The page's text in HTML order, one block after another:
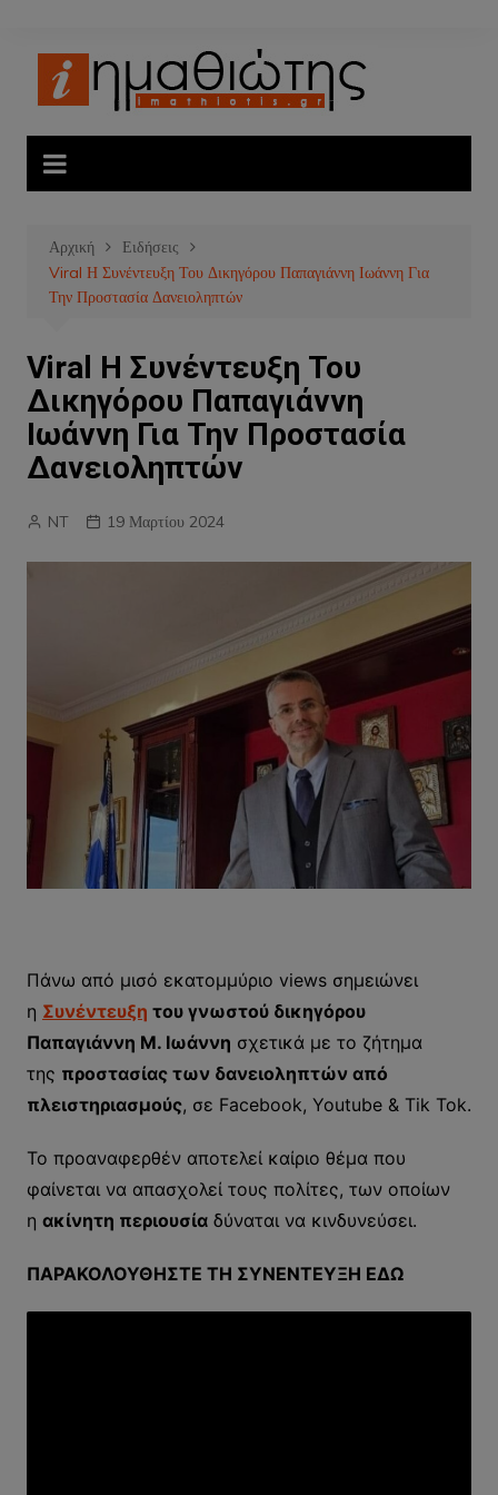
περιεχόμενο
Αρχική
Ειδήσεις
Viral Η Συνέντευξη Του Δικηγόρου Παπαγιάννη Ιωάννη Για
Την Προστασία Δανειοληπτών
Viral Η Συνέντευξη Του
Δικηγόρου Παπαγιάννη
Ιωάννη Για Την Προστασία
Δανειοληπτών
NT 19 Μαρτίου 2024
Πάνω από μισό εκατομμύριο views σημειώνει
η Συνέντευξη του γνωστού δικηγόρου
Παπαγιάννη Μ. Ιωάννη σχετικά με το ζήτημα
της προστασίας των δανειοληπτών από
πλειστηριασμούς, σε Facebook, Youtube & Tik Tok.
Το προαναφερθέν αποτελεί καίριο θέμα που
φαίνεται να απασχολεί τους πολίτες, των οποίων
η ακίνητη περιουσίαδύναται να κινδυνεύσει.
ΠΑΡΑΚΟΛΟΥΘΗΣΤΕ ΤΗ ΣΥΝΕΝΤΕΥΞΗ ΕΔΩ